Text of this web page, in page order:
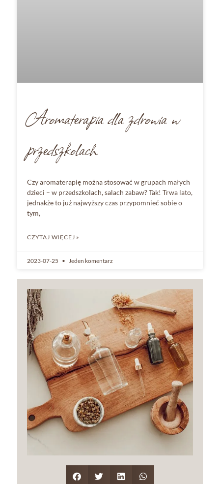
Aromaterapia dla zdrowia w
przedszkolach
Czy aromaterapię można stosować w grupach małych
dzieci – w przedszkolach, salach zabaw? Tak! Trwa lato,
jednakże to już najwyższy czas przypomnieć sobie o
tym,
CZYTAJ WIĘCEJ »
2023-07-25 Jeden komentarz